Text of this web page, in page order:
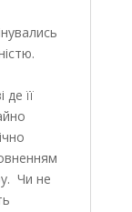
її
Чи не